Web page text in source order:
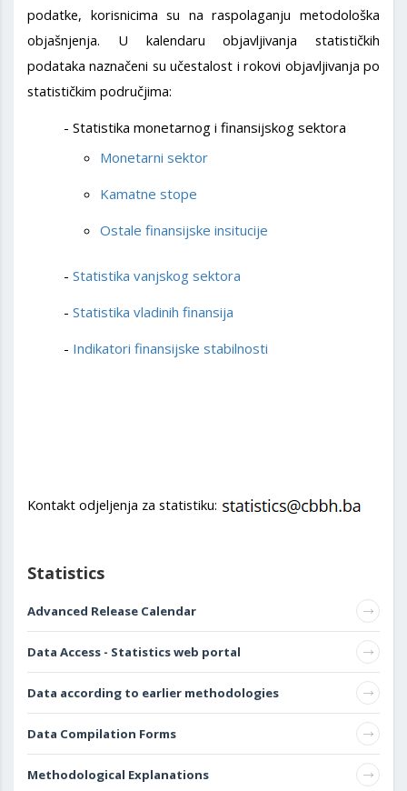
podatke, korisnicima su na raspolaganju metodološka
objašnjenja. U kalendaru objavljivanja statističkih
podataka naznačeni su učestalost i rokovi objavljivanja po
statističkim područjima:
Statistika monetarnog i finansijskog sektora
Monetarni sektor
Kamatne stope
Ostale finansijske insitucije
Statistika vanjskog sektora
Statistika vladinih finansija
Indikatori finansijske stabilnosti
Kontakt odjeljenja za statistiku:
Statistics
Advanced Release Calendar
Data Access - Statistics web portal
Data according to earlier methodologies
Data Compilation Forms
Methodological Explanations